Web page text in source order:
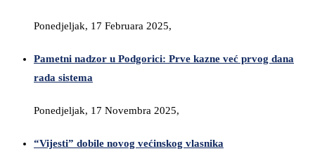
Ponedjeljak, 17 Februara 2025,
Pametni nadzor u Podgorici: Prve kazne već prvog dana
rada sistema
Ponedjeljak, 17 Novembra 2025,
“Vijesti” dobile novog većinskog vlasnika